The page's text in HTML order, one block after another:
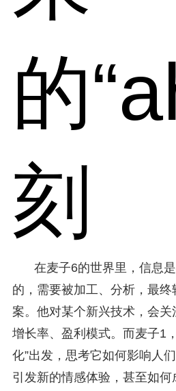
的
刻
在麦子6的世界里，信息
的，需要被加工、分析，最
案。他对某个新兴技术，会
增长率、盈利模式。而麦子1
化”出发，思考它如何影响人
引发新的情感体验，甚至如